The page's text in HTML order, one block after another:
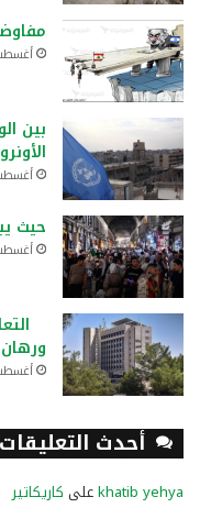
أغسطس 8,
بين
أغسطس 8,
حيث
أغسطس 8,
أغسطس 8,
أحدث التعليقات
khatib yehyaعلى كاريكاتير